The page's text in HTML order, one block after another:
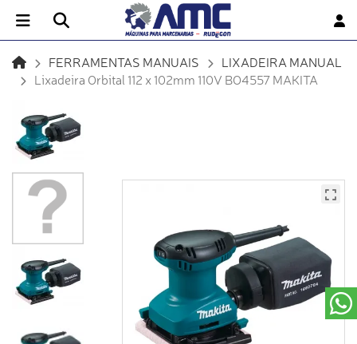
FERRAMENTAS MANUAIS
LIXADEIRA MANUAL
Lixadeira Orbital 112 x 102mm 110V BO4557 MAKITA